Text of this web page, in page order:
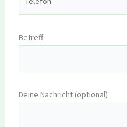
Betreff
Deine Nachricht (optional)